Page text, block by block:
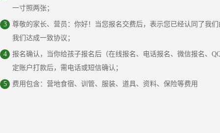
一寸照两张；
3
尊敬的家长、营员：你好！当您报名交费后，表示您已经认同了我
我们达成一致协议；
4
报名确认，当你给孩子报名后（在线报名、电话报名、微信报名、
定账户打款后，需电话或短信确认；
5 费用包含：营地食宿、训管、服装、道具、资料、保险等费用